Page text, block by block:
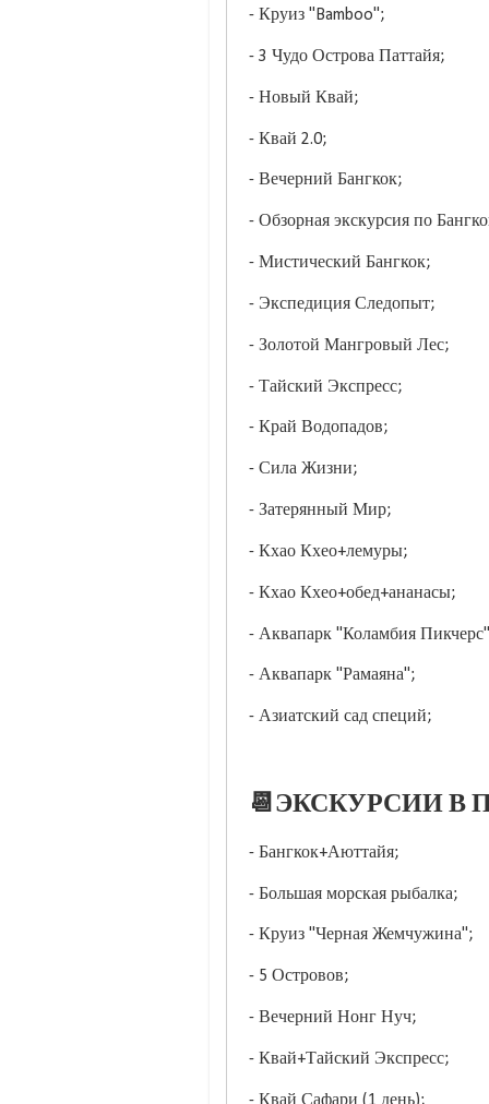
- Круиз "Bamboo";
- 3 Чудо Острова Паттайя;
- Новый Квай;
- Квай 2.0;
- Вечерний Бангкок;
- Обзорная экскурсия по
- Мистический Бангкок;
- Экспедиция Следопыт;
- Золотой Мангровый Лес;
- Тайский Экспресс;
- Край Водопадов;
- Сила Жизни;
- Затерянный Мир;
- Кхао Кхео+лемуры;
- Кхао Кхео+обед+ананасы;
- Аквапарк "Коламбия
- Аквапарк "Рамаяна";
- Азиатский сад специй;
📆ЭКСКУРСИИ В
- Бангкок+Аюттайя;
- Большая морская рыбалка;
- Круиз "Черная Жемчужина";
- 5 Островов;
- Вечерний Нонг Нуч;
- Квай+Тайский Экспресс;
- Квай Сафари (1 день);